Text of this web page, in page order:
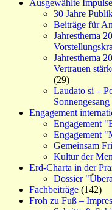
Ausgewählte
30 Jahre
Beiträge für
Jahresthema
Jahresthema
Vertrauen
(29)
Laudato si –
Sonnengesang
Engagement
Engagement
Engagement
Gemeinsam
Kultur der
Erd-Charta in der
Dossier
Fachbeiträge (142)
Froh zu Fuß –